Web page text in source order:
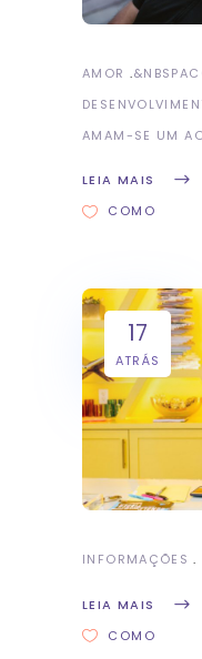
AMOR &NBSP
AMAM-SE UM
LEIA MAIS
COMO
17
ATRÁS
INFORMAÇÕES
LEIA MAIS
COMO